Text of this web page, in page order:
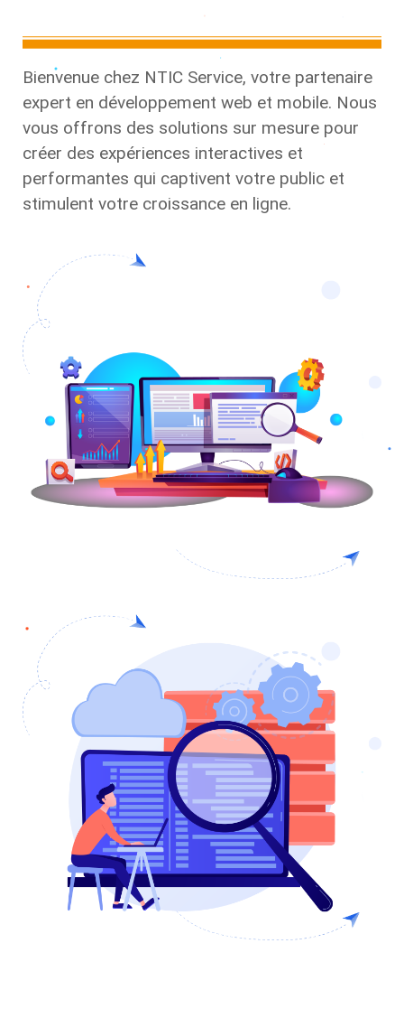
Bienvenue chez NTIC Service, votre partenaire
expert en développement web et mobile. Nous
vous offrons des solutions sur mesure pour
créer des expériences interactives et
performantes qui captivent votre public et
stimulent votre croissance en ligne.